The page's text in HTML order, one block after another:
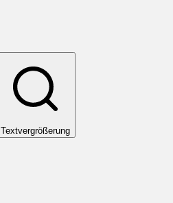
Textvergrößerung